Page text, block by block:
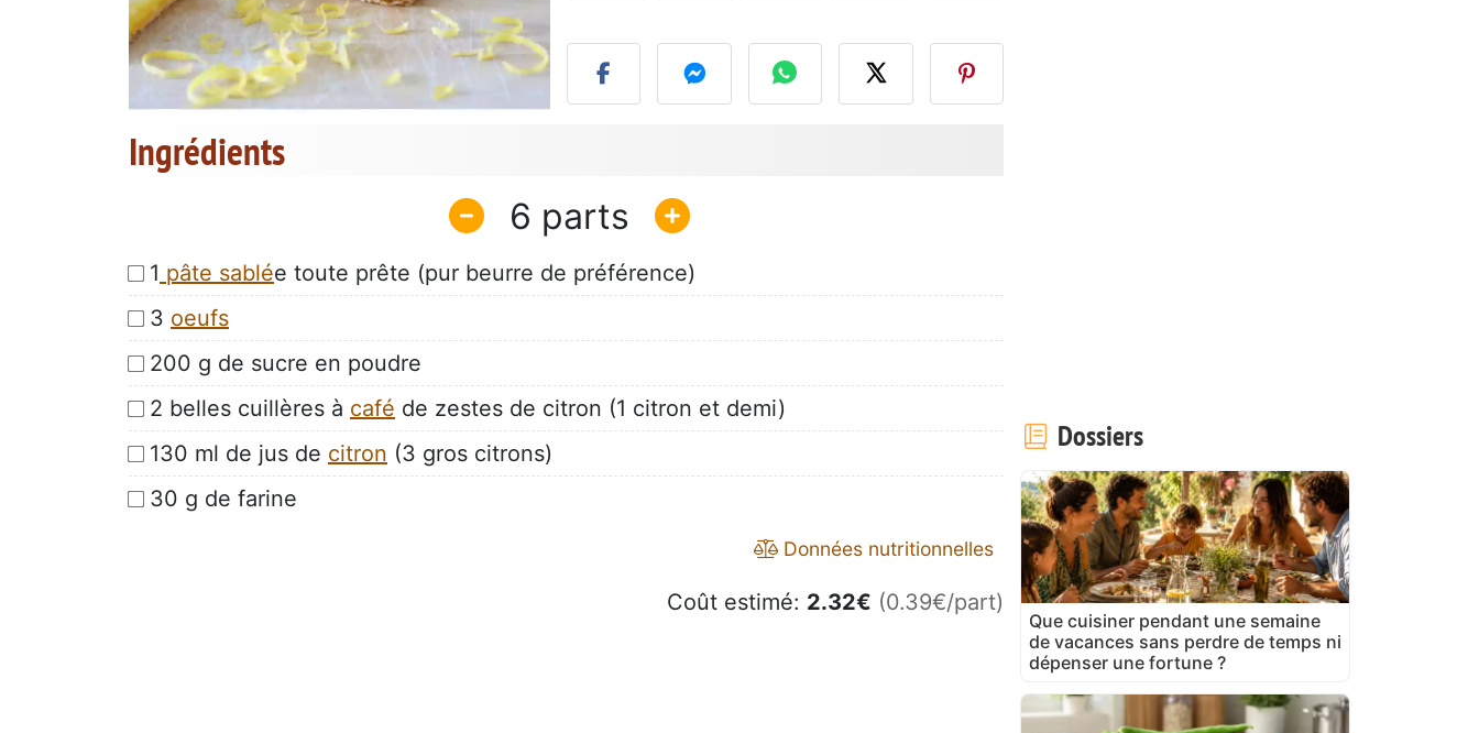
Ingrédients
6
1 pâte sablée toute prête (pur beurre de préférence)
3 oeufs
200 g de sucre en poudre
2 belles cuillères à café de zestes de citron (1 citron et demi)
130 ml de jus de citron (3 gros citrons)
30 g de farine
Données nutritionnelles
Coût estimé: 2.32€ (0.39€/part)
Dossiers
Que cuisiner pendant une semaine
de vacances sans perdre de temps ni
dépenser une fortune ?